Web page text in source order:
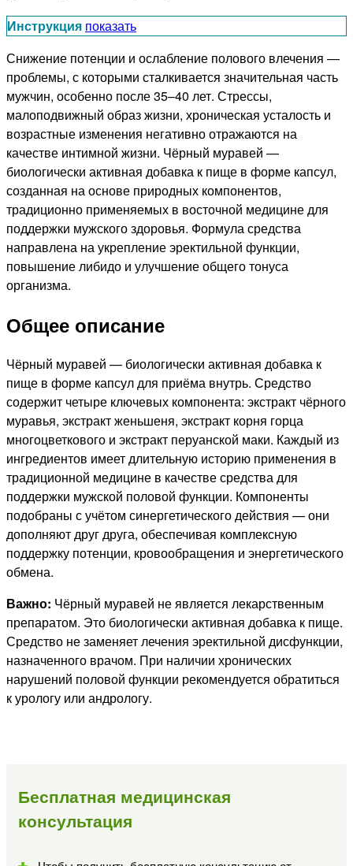
Инструкция показать
Снижение потенции и ослабление полового влечения —
проблемы, с которыми сталкивается значительная часть
мужчин, особенно после 35–40 лет. Стрессы,
малоподвижный образ жизни, хроническая усталость и
возрастные изменения негативно отражаются на
качестве интимной жизни. Чёрный муравей —
биологически активная добавка к пище в форме капсул,
созданная на основе природных компонентов,
традиционно применяемых в восточной медицине для
поддержки мужского здоровья. Формула средства
направлена на укрепление эректильной функции,
повышение либидо и улучшение общего тонуса
организма.
Общее описание
Чёрный муравей — биологически активная добавка к
пище в форме капсул для приёма внутрь. Средство
содержит четыре ключевых компонента: экстракт чёрного
муравья, экстракт женьшеня, экстракт корня горца
многоцветкового и экстракт перуанской маки. Каждый из
ингредиентов имеет длительную историю применения в
традиционной медицине в качестве средства для
поддержки мужской половой функции. Компоненты
подобраны с учётом синергетического действия — они
дополняют друг друга, обеспечивая комплексную
поддержку потенции, кровообращения и энергетического
обмена.
Важно: Чёрный муравей не является лекарственным
препаратом. Это биологически активная добавка к пище.
Средство не заменяет лечения эректильной дисфункции,
назначенного врачом. При наличии хронических
нарушений половой функции рекомендуется обратиться
к урологу или андрологу.
Бесплатная медицинская
консультация